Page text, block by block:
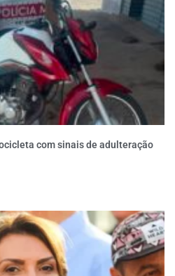
com sinais de adulteração